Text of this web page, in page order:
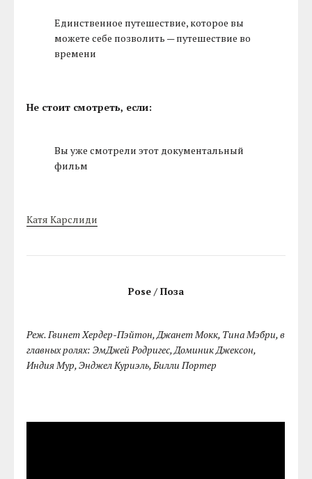
Единственное путешествие, которое вы
можете себе позволить — путешествие во
времени
Не стоит смотреть, если:
Вы уже смотрели этот документальный
фильм
Катя Карслиди
Pose / Поза
Реж. Гвинет Хердер-Пэйтон, Джанет Мокк, Тина Мэбри, в
главных ролях: ЭмДжей Родригес, Доминик Джексон,
Индия Мур, Энджел Куриэль, Билли Портер